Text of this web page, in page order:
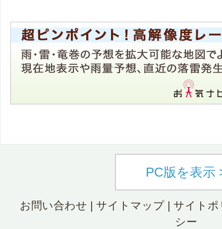
PC版を表示
お問い合わせ サイトマップ| サイトポ
シー